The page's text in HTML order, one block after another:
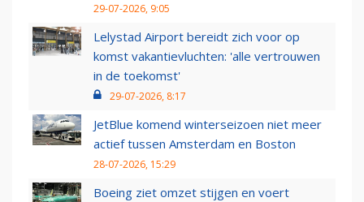
29-07-2026, 9:05
Lelystad Airport bereidt zich voor op
komst vakantievluchten: 'alle vertrouwen
in de toekomst'
29-07-2026, 8:17
JetBlue komend winterseizoen niet meer
actief tussen Amsterdam en Boston
28-07-2026, 15:29
Boeing ziet omzet stijgen en voert